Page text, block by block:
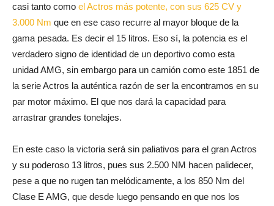
casi tanto como el Actros más potente, con sus 625 CV y
3.000 Nm que en ese caso recurre al mayor bloque de la
gama pesada. Es decir el 15 litros. Eso sí, la potencia es el
verdadero signo de identidad de un deportivo como esta
unidad AMG, sin embargo para un camión como este 1851 de
la serie Actros la auténtica razón de ser la encontramos en su
par motor máximo. El que nos dará la capacidad para
arrastrar grandes tonelajes.
En este caso la victoria será sin paliativos para el gran Actros
y su poderoso 13 litros, pues sus 2.500 NM hacen palidecer,
pese a que no rugen tan melódicamente, a los 850 Nm del
Clase E AMG, que desde luego pensando en que nos los